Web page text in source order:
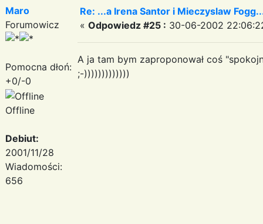
Maro
Forumowicz
Pomocna dłoń:
+0/-0
Offline
Debiut:
2001/11/28
Wiadomości:
656
Re: ...a Irena Santor i Mieczyslaw
« Odpowiedz #25 : 30-06-2002
A ja tam bym zaproponował coś
;-)))))))))))))